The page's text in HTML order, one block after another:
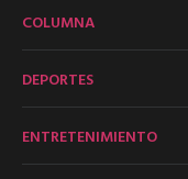
COLUMNA
DEPORTES
ENTRETENIMIENTO